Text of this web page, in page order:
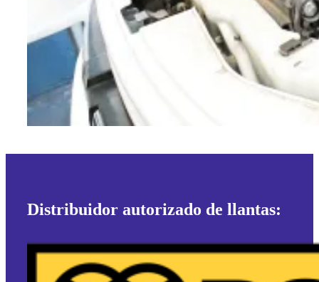
Distribuidor autorizado de llantas: